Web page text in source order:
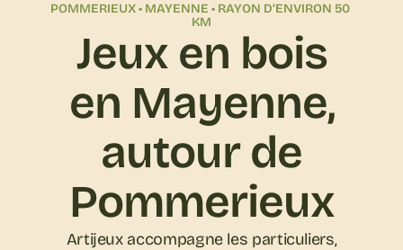
POMMERIEUX • MAYENNE • RAYON D’ENVIRON 50
KM
Jeux en bois
en Mayenne,
autour de
Pommerieux
Artijeux accompagne les particuliers,